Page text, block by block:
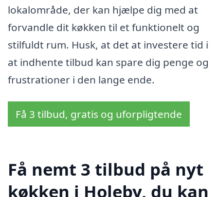
lokalområde, der kan hjælpe dig med at
forvandle dit køkken til et funktionelt og
stilfuldt rum. Husk, at det at investere tid i
at indhente tilbud kan spare dig penge og
frustrationer i den lange ende.
Få 3 tilbud, gratis og uforpligtende
Få nemt 3 tilbud på nyt
køkken i Holeby, du kan